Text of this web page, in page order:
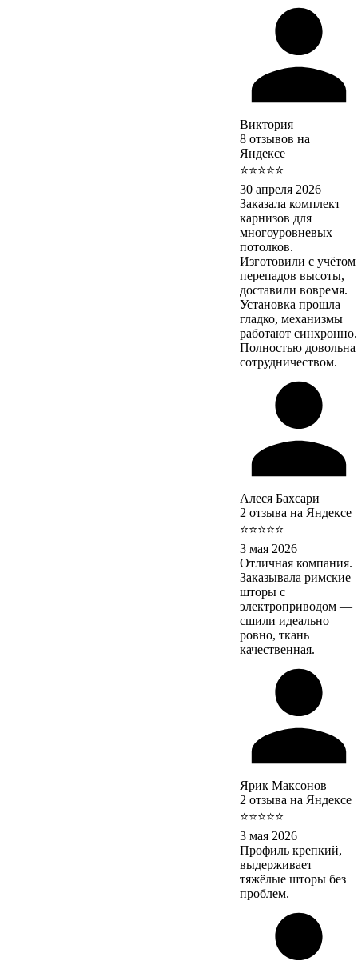
Виктория
8 отзывов на
Яндексе
⭐⭐⭐⭐⭐
30 апреля 2026
Заказала комплект
карнизов для
многоуровневых
потолков.
Изготовили с учётом
перепадов высоты,
доставили вовремя.
Установка прошла
гладко, механизмы
работают синхронно.
Полностью довольна
сотрудничеством.
Алеся Бахсари
2 отзыва на Яндексе
⭐⭐⭐⭐⭐
3 мая 2026
Отличная компания.
Заказывала римские
шторы с
электроприводом —
сшили идеально
ровно, ткань
качественная.
Ярик Максонов
2 отзыва на Яндексе
⭐⭐⭐⭐⭐
3 мая 2026
Профиль крепкий,
выдерживает
тяжёлые шторы без
проблем.